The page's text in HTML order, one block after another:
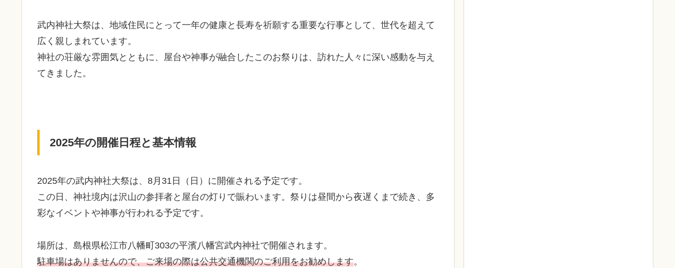
武内神社大祭は、地域住民にとって一年の健康と長寿を祈願する重要な行事として、世代を超えて
広く親しまれています。
神社の荘厳な雰囲気とともに、屋台や神事が融合したこのお祭りは、訪れた人々に深い感動を与え
てきました。
2025年の開催日程と基本情報
2025年の武内神社大祭は、8月31日（日）に開催される予定です。
この日、神社境内は沢山の参拝者と屋台の灯りで賑わいます。祭りは昼間から夜遅くまで続き、多
彩なイベントや神事が行われる予定です。
場所は、島根県松江市八幡町303の平濱八幡宮武内神社で開催されます。
駐車場はありませんので、ご来場の際は公共交通機関のご利用をお勧めします。